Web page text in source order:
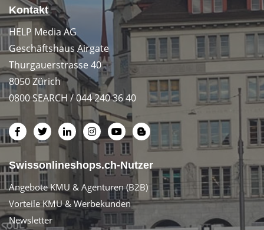
Kontakt
HELP Media AG
Geschäftshaus Airgate
Thurgauerstrasse 40
8050 Zürich
0800 SEARCH / 044 240 36 40
Swissonlineshops.ch-Nutzer
Angebote KMU & Agenturen (B2B)
Vorteile KMU & Werbekunden
Newsletter